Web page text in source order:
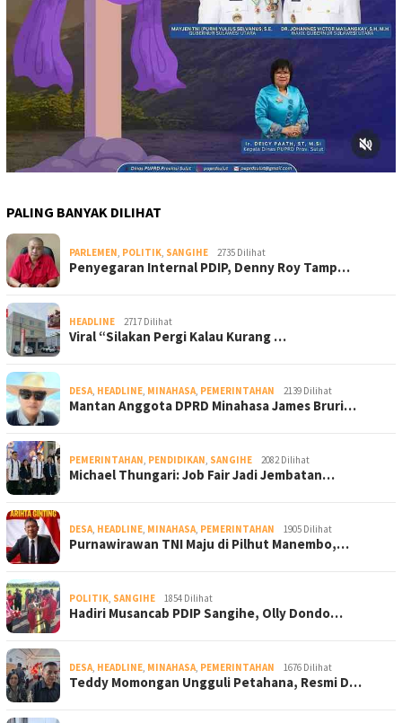
PALING BANYAK DILIHAT
PARLEMEN, POLITIK, SANGIHE 2735 Dilihat
Penyegaran Internal PDIP, Denny Roy Tamp…
HEADLINE 2717 Dilihat
Viral “Silakan Pergi Kalau Kurang …
DESA, HEADLINE, MINAHASA, PEMERINTAHAN 2139 Dilihat
Mantan Anggota DPRD Minahasa James Bruri…
PEMERINTAHAN, PENDIDIKAN, SANGIHE 2082 Dilihat
Michael Thungari: Job Fair Jadi Jembatan…
DESA, HEADLINE, MINAHASA, PEMERINTAHAN 1905 Dilihat
Purnawirawan TNI Maju di Pilhut Manembo,…
POLITIK, SANGIHE 1854 Dilihat
Hadiri Musancab PDIP Sangihe, Olly Dondo…
DESA, HEADLINE, MINAHASA, PEMERINTAHAN 1676 Dilihat
Teddy Momongan Ungguli Petahana, Resmi D…